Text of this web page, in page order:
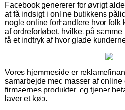
Facebook genererer for øvrigt
at få indsigt i online butikkens
nogle online forhandlere hvor folk
af ordreforløbet, hvilket på
få et indtryk af hvor glade
Vores hjemmeside er
samarbejde med masser af
firmaernes produkter, og tjener
laver et køb.